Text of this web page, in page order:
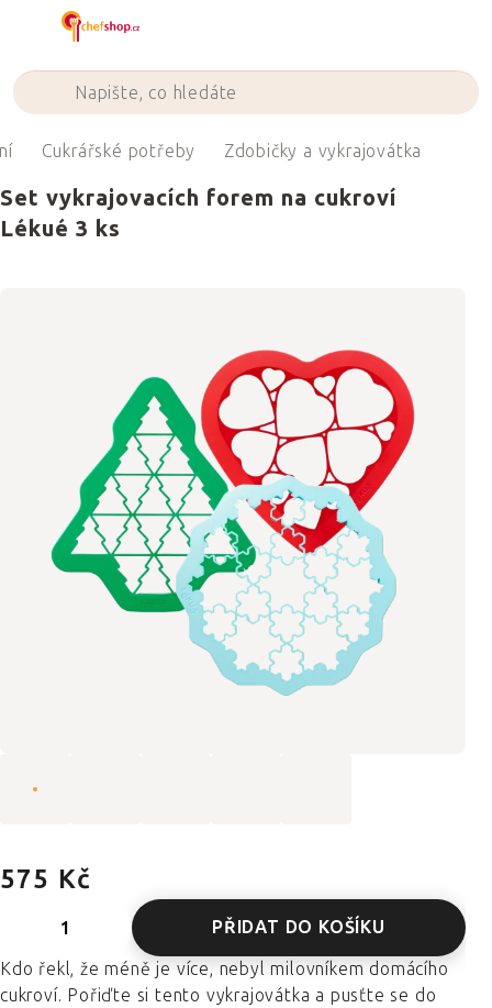
Cukrářské potřeby Zdobičky a vykrajovátka
Set vykrajovacích forem na cukroví
Lékué 3 ks
575 Kč
PŘIDAT DO KOŠÍKU
Kdo řekl, že méně je více, nebyl milovníkem domácího
cukroví. Pořiďte si tento vykrajovátka a pusťte se do